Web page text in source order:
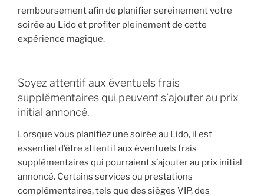
remboursement afin de planifier sereinement votre
soirée au Lido et profiter pleinement de cette
expérience magique.
Soyez attentif aux éventuels frais
supplémentaires qui peuvent s’ajouter au prix
initial annoncé.
Lorsque vous planifiez une soirée au Lido, il est
essentiel d’être attentif aux éventuels frais
supplémentaires qui pourraient s’ajouter au prix initial
annoncé. Certains services ou prestations
complémentaires, tels que des sièges VIP, des